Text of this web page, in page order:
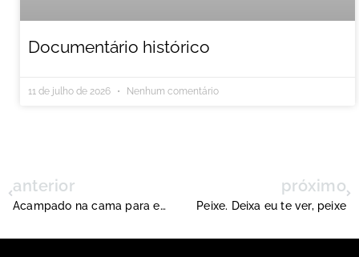
Documentário histórico
11 de julho de 2026 Nenhum comentário
anterior
Acampado na cama para evitar a poeira
próximo
Peixe. Deixa eu te ver, peixe